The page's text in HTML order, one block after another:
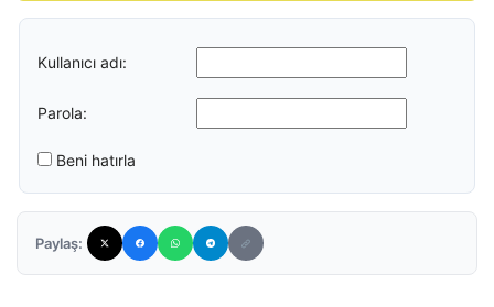
Kullanıcı adı:
Parola:
Beni hatırla
Paylaş: